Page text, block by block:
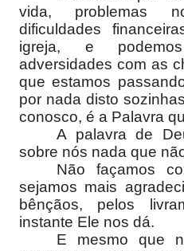
vida, problemas
dificuldades
igreja, e
adversidades com as
que estamos
por nada disto
conosco, é a Palavra
A palavra de
sobre nós nada que
Não façamos
sejamos mais
bênçãos, pelos
instante Ele nos dá.
E mesmo que